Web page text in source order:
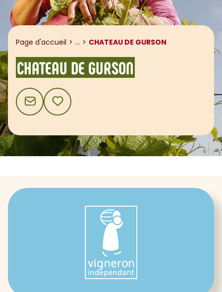
Page d'accueil ... Afficher le fil d'ariane
CHATEAU DE GURSON
CHATEAU DE GURSON
CONTACTAJOUTER AUX FAVORIS